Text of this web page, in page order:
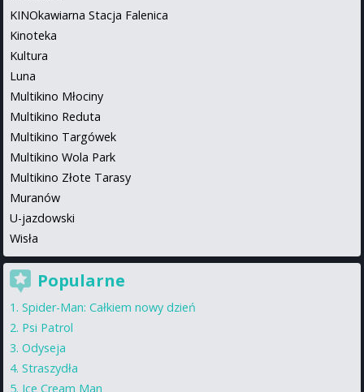
KINOkawiarna Stacja Falenica
Kinoteka
Kultura
Luna
Multikino Młociny
Multikino Reduta
Multikino Targówek
Multikino Wola Park
Multikino Złote Tarasy
Muranów
U-jazdowski
Wisła
Popularne
Spider-Man: Całkiem nowy dzień
Psi Patrol
Odyseja
Straszydła
Ice Cream Man